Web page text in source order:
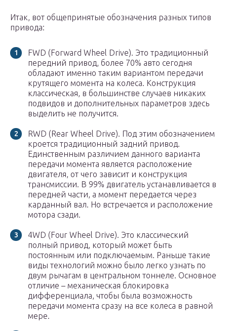
Итак, вот общепринятые обозначения разных типов
привода:
FWD (Forward Wheel Drive). Это традиционный
передний привод, более 70% авто сегодня
обладают именно таким вариантом передачи
крутящего момента на колеса. Конструкция
классическая, в большинстве случаев никаких
подвидов и дополнительных параметров здесь
выделить не получится.
RWD (Rear Wheel Drive). Под этим обозначением
кроется традиционный задний привод.
Единственным различием данного варианта
передачи момента является расположение
двигателя, от чего зависит и конструкция
трансмиссии. В 99% двигатель устанавливается в
передней части, а момент передается через
карданный вал. Но встречается и расположение
мотора сзади.
4WD (Four Wheel Drive). Это классический
полный привод, который может быть
постоянным или подключаемым. Раньше такие
виды технологий можно было легко узнать по
двум рычагам в центральном тоннеле. Основное
отличие – механическая блокировка
дифференциала, чтобы была возможность
передачи момента сразу на все колеса в равной
мере.